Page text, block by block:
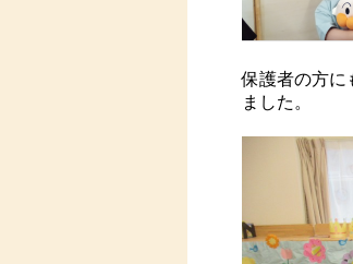
保護者の方に
ました。